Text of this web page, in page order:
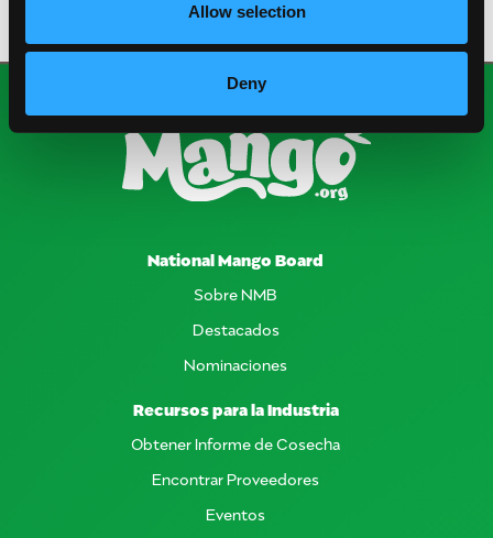
Allow selection
Deny
National Mango Board
Sobre NMB
Destacados
Nominaciones
Recursos para la Industria
Obtener Informe de Cosecha
Encontrar Proveedores
Eventos